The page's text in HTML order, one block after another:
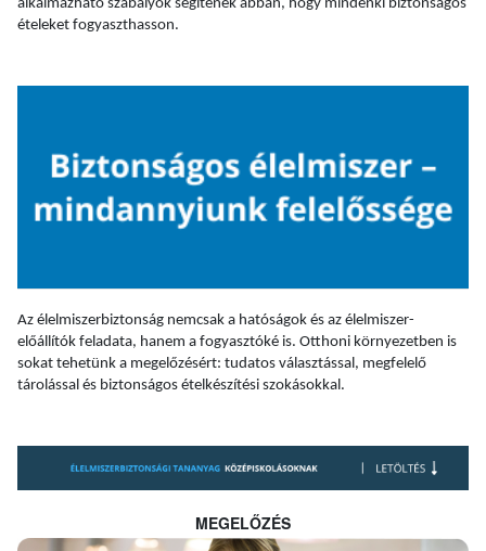
alkalmazható szabályok segítenek abban, hogy mindenki biztonságos
ételeket fogyaszthasson.
Az élelmiszerbiztonság nemcsak a hatóságok és az élelmiszer-
előállítók feladata, hanem a fogyasztóké is. Otthoni környezetben is
sokat tehetünk a megelőzésért: tudatos választással, megfelelő
tárolással és biztonságos ételkészítési szokásokkal.
MEGELŐZÉS